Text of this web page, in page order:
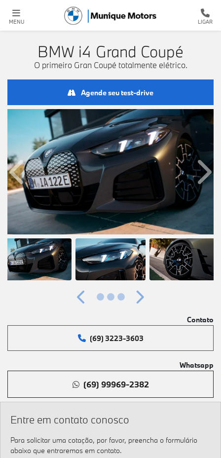
MENU LIGAR
BMW i4 Grand Coupé
O primeiro Gran Coupé totalmente elétrico.
Agende seu test-drive
Entre em contato conosco
Para solicitar uma cotação, por favor, preencha o formulário
abaixo que entraremos em contato.
Anterior
Anterior Próximo
Contato
(69) 3223-3603
Whatsapp
(69) 99969-2382